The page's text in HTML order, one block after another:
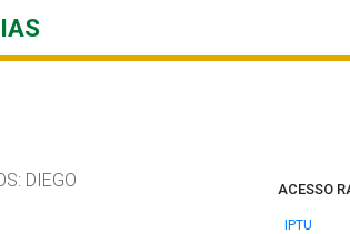
DIEGO
ACESSO
IPTU